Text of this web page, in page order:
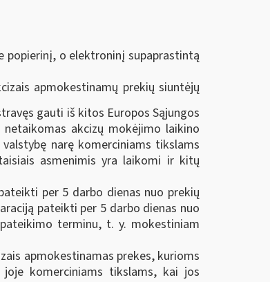
popierinį, o elektroninį supaprastintą
apmokestinamų prekių siuntėjų
gauti iš kitos Europos Sąjungos
akcizų mokėjimo laikino
narę komerciniams tikslams
asmenimis yra laikomi ir kitų
per 5 darbo dienas nuo prekių
pateikti per 5 darbo dienas nuo
terminu, t. y. mokestiniam
apmokestinamas prekes, kurioms
komerciniams tikslams, kai jos